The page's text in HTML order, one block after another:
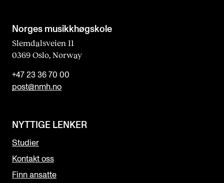
Norges musikk­høgskole
Slemdalsveien 11
0369 Oslo, Norway
+47 23 36 70 00
post@nmh.no
NYTTIGE LENKER
Studier
Kontakt oss
Finn ansatte